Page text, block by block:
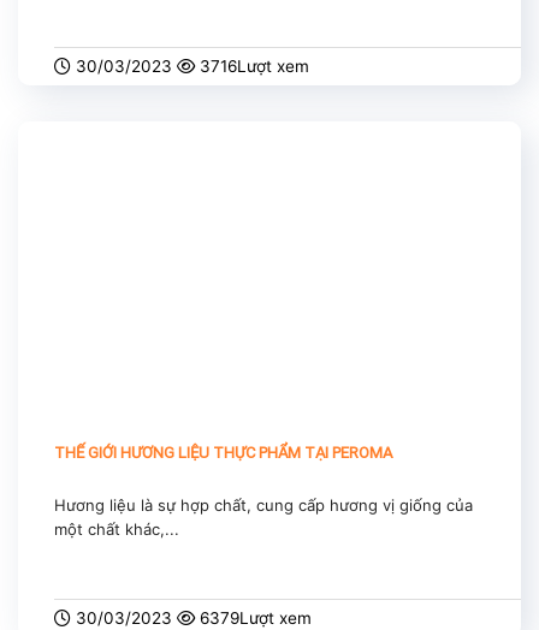
30/03/2023 3716Lượt xem
THẾ GIỚI HƯƠNG LIỆU THỰC PHẨM TẠI PEROMA
Hương liệu là sự hợp chất, cung cấp hương vị giống của
một chất khác,...
30/03/2023 6379Lượt xem